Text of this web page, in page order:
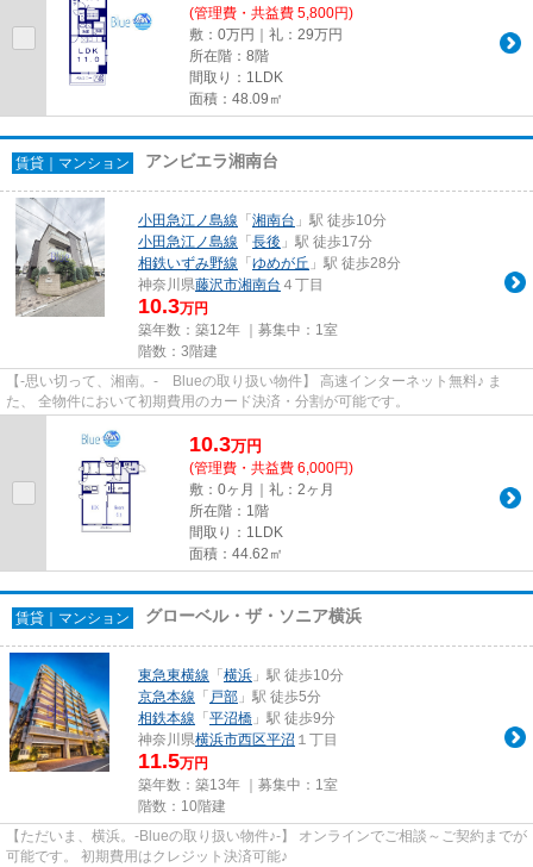
(管理費・共益費 5,800円)
敷：0万円｜礼：29万円
所在階：8階
間取り：1LDK
面積：48.09㎡
賃貸｜マンション アンビエラ湘南台
小田急江ノ島線 「 湘南台 」駅 徒歩10分
小田急江ノ島線 「 長後 」駅 徒歩17分
相鉄いずみ野線 「 ゆめが丘 」駅 徒歩28分
神奈川県藤沢市湘南台 ４丁目
10.3万円
築年数：築12年 ｜募集中： 1室
階数：3階建
【-思い切って、湘南。- Blueの取り扱い物件】 高速インターネット無料♪ ま
た、 全物件において初期費用のカード決済・分割が可能です。
10.3万円
(管理費・共益費 6,000円)
敷：0ヶ月｜礼：2ヶ月
所在階：1階
間取り：1LDK
面積：44.62㎡
賃貸｜マンション グローベル・ザ・ソニア横浜
東急東横線 「 横浜 」駅 徒歩10分
京急本線 「 戸部 」駅 徒歩5分
相鉄本線 「 平沼橋 」駅 徒歩9分
神奈川県横浜市西区平沼 １丁目
11.5万円
築年数：築13年 ｜募集中： 1室
階数：10階建
【ただいま、横浜。-Blueの取り扱い物件♪-】 オンラインでご相談～ご契約までが
可能です。 初期費用はクレジット決済可能♪